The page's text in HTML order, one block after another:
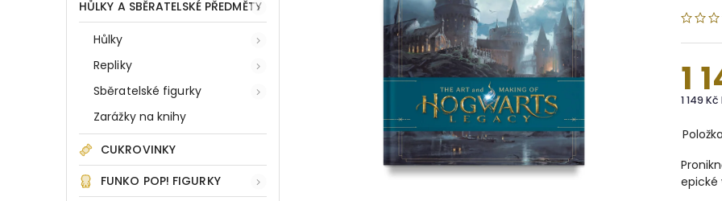
HŮLKY A SBĚRATELSKÉ PŘEDMĚTY
Hůlky
Repliky
Sběratelské figurky
Zarážky na knihy
CUKROVINKY
FUNKO POP! FIGURKY
1
1 149
epické